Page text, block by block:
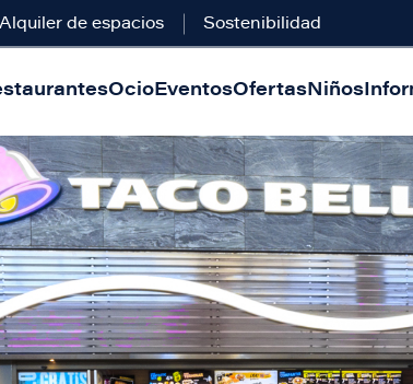
Alquiler de espacios Sostenibilidad
OcioEventosOfertasNiños